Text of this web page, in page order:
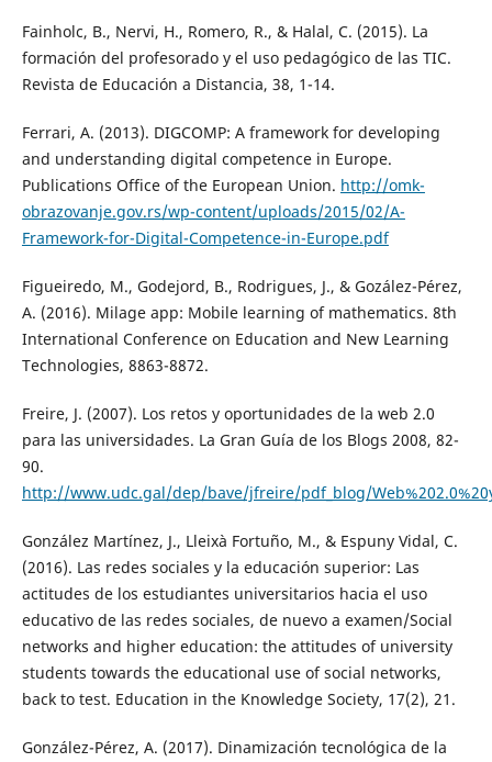
Fainholc, B., Nervi, H., Romero, R., & Halal, C. (2015). La
formación del profesorado y el uso pedagógico de las TIC.
Revista de Educación a Distancia, 38, 1-14.
Ferrari, A. (2013). DIGCOMP: A framework for developing
and understanding digital competence in Europe.
Publications Office of the European Union. http://omk-
obrazovanje.gov.rs/wp-content/uploads/2015/02/A-
Framework-for-Digital-Competence-in-Europe.pdf
Figueiredo, M., Godejord, B., Rodrigues, J., & Gozález-Pérez,
A. (2016). Milage app: Mobile learning of mathematics. 8th
International Conference on Education and New Learning
Technologies, 8863-8872.
Freire, J. (2007). Los retos y oportunidades de la web 2.0
para las universidades. La Gran Guía de los Blogs 2008, 82-
90.
http://www.udc.gal/dep/bave/jfreire/pdf_blog/
González Martínez, J., Lleixà Fortuño, M., & Espuny Vidal, C.
(2016). Las redes sociales y la educación superior: Las
actitudes de los estudiantes universitarios hacia el uso
educativo de las redes sociales, de nuevo a examen/Social
networks and higher education: the attitudes of university
students towards the educational use of social networks,
back to test. Education in the Knowledge Society, 17(2), 21.
González-Pérez, A. (2017). Dinamización tecnológica de la